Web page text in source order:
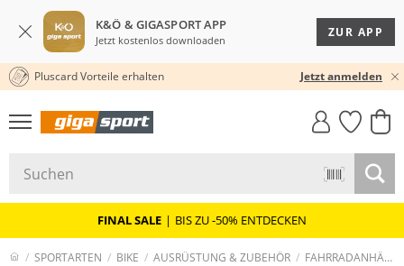
K&Ö & GIGASPORT APP
Jetzt kostenlos downloaden
ZUR APP
30 TAGE RÜCKGABERECHT
Pluscard Vorteile erhalten Jetzt anmelden
GIGASTYLE
FAHRRAD­
MUST-HAVE
FINAL SALE | BIS ZU -50% ENTDECKEN
SPORTARTEN BIKE AUSRÜSTUNG & ZUBEHÖR FAHRRADANHÄNGER & FAHRRADKINDERSITZE